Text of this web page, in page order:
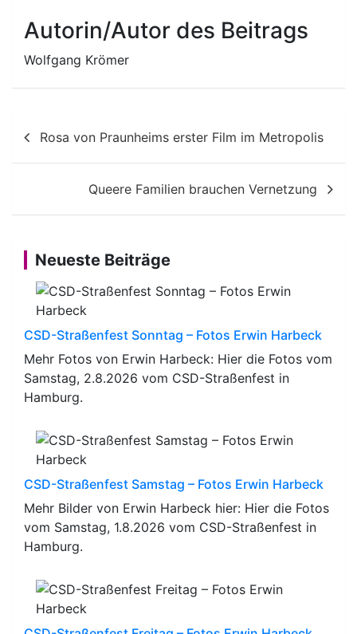
Autorin/Autor des Beitrags
Wolfgang Krömer
Beitragsnavigation
Rosa von Praunheims erster Film im Metropolis
Queere Familien brauchen Vernetzung
Neueste Beiträge
CSD-Straßenfest Sonntag – Fotos Erwin Harbeck
Mehr Fotos von Erwin Harbeck: Hier die Fotos vom
Samstag, 2.8.2026 vom CSD-Straßenfest in
Hamburg.
CSD-Straßenfest Samstag – Fotos Erwin Harbeck
Mehr Bilder von Erwin Harbeck hier: Hier die Fotos
vom Samstag, 1.8.2026 vom CSD-Straßenfest in
Hamburg.